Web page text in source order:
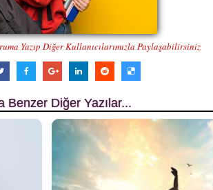
Yazıp Diğer Kullanıcılarımızla Paylaşabilirsiniz
Benzer Diğer Yazılar...